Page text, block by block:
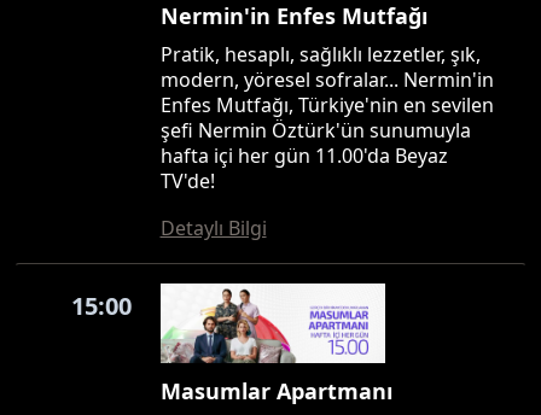
Nermin'in Enfes Mutfağı
Pratik, hesaplı, sağlıklı lezzetler, şık,
modern, yöresel sofralar... Nermin'in
Enfes Mutfağı, Türkiye'nin en sevilen
şefi Nermin Öztürk'ün sunumuyla
hafta içi her gün 11.00'da Beyaz
TV'de!
Detaylı Bilgi
15:00
Masumlar Apartmanı